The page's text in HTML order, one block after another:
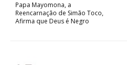
Papa Mayomona, a
Reencarnação de Simão Toco,
Afirma que Deus é Negro